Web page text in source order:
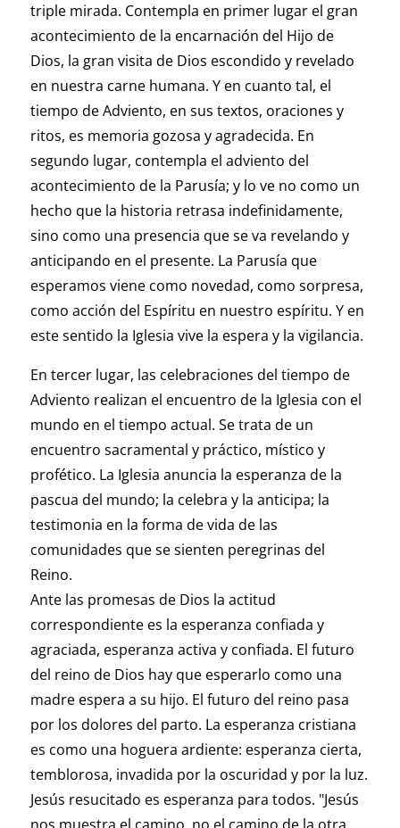
triple mirada. Contempla en primer lugar el gran
acontecimiento de la encarnación del Hijo de
Dios, la gran visita de Dios escondido y revelado
en nuestra carne humana. Y en cuanto tal, el
tiempo de Adviento, en sus textos, oraciones y
ritos, es memoria gozosa y agradecida. En
segundo lugar, contempla el adviento del
acontecimiento de la Parusía; y lo ve no como un
hecho que la historia retrasa indefinidamente,
sino como una presencia que se va revelando y
anticipando en el presente. La Parusía que
esperamos viene como novedad, como sorpresa,
como acción del Espíritu en nuestro espíritu. Y en
este sentido la Iglesia vive la espera y la vigilancia.
En tercer lugar, las celebraciones del tiempo de
Adviento realizan el encuentro de la Iglesia con el
mundo en el tiempo actual. Se trata de un
encuentro sacramental y práctico, místico y
profético. La Iglesia anuncia la esperanza de la
pascua del mundo; la celebra y la anticipa; la
testimonia en la forma de vida de las
comunidades que se sienten peregrinas del
Reino.
Ante las promesas de Dios la actitud
correspondiente es la esperanza confiada y
agraciada, esperanza activa y confiada. El futuro
del reino de Dios hay que esperarlo como una
madre espera a su hijo. El futuro del reino pasa
por los dolores del parto. La esperanza cristiana
es como una hoguera ardiente: esperanza cierta,
temblorosa, invadida por la oscuridad y por la luz.
Jesús resucitado es esperanza para todos. "Jesús